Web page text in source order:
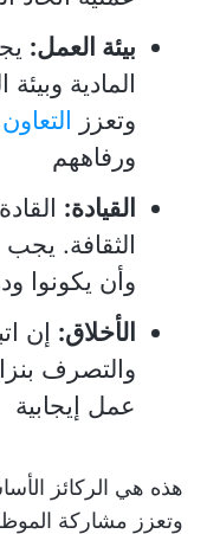
بيئة العمل:
المادية
وتعزز
ورفاههم
القيادة:
الثقافة.
وأن يكونوا
الأخلاق: إن
والتصرف
عمل إيجابية
هذه هي الركائز
وتعزز مشاركة